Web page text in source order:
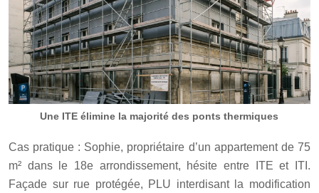
Une ITE élimine la majorité des ponts thermiques
Cas pratique : Sophie, propriétaire d’un appartement de 75
m² dans le 18e arrondissement, hésite entre ITE et ITI.
Façade sur rue protégée, PLU interdisant la modification